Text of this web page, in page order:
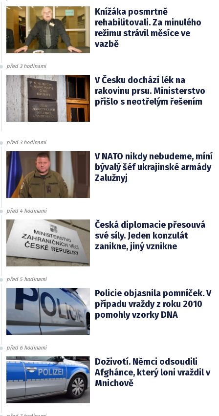
Knížáka posmrtně
rehabilitovali. Za minulého
režimu strávil měsíce ve
vazbě
před 3 hodinami
V Česku dochází lék na
rakovinu prsu. Ministerstvo
přišlo s neotřelým řešením
před 3 hodinami
V NATO nikdy nebudeme, míní
bývalý šéf ukrajinské armády
Zalužnyj
před 4 hodinami
Česká diplomacie přesouvá
své síly. Jeden konzulát
zanikne, jiný vznikne
před 5 hodinami
Policie objasnila pomníček. V
případu vraždy z roku 2010
pomohly vzorky DNA
před 6 hodinami
Doživotí. Němci odsoudili
Afghánce, který loni vraždil v
Mnichově